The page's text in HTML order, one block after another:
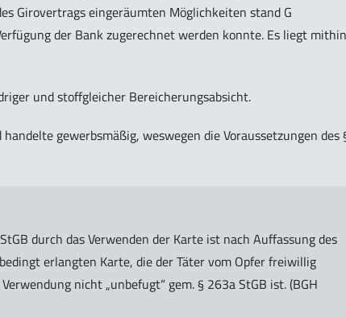
Girovertrags eingeräumten Möglichkeiten stand G
der Bank zugerechnet werden konnte. Es liegt mithin
und stoffgleicher Bereicherungsabsicht.
gewerbsmäßig, weswegen die Voraussetzungen des
durch das Verwenden der Karte ist nach Auffassung des
erlangten Karte, die der Täter vom Opfer freiwillig
nicht „unbefugt“ gem. § 263a StGB ist. (BGH